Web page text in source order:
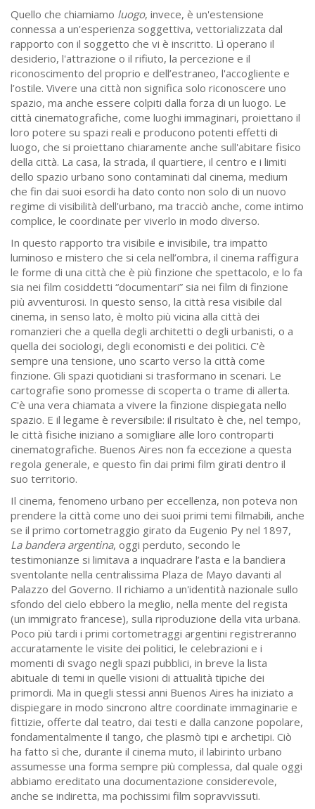
Quello che chiamiamo luogo, invece, è un'estensione
connessa a un'esperienza soggettiva, vettorializzata dal
rapporto con il soggetto che vi è inscritto. Lì operano il
desiderio, l'attrazione o il rifiuto, la percezione e il
riconoscimento del proprio e dell’estraneo, l'accogliente e
l’ostile. Vivere una città non significa solo riconoscere uno
spazio, ma anche essere colpiti dalla forza di un luogo. Le
città cinematografiche, come luoghi immaginari, proiettano il
loro potere su spazi reali e producono potenti effetti di
luogo, che si proiettano chiaramente anche sull'abitare fisico
della città. La casa, la strada, il quartiere, il centro e i limiti
dello spazio urbano sono contaminati dal cinema, medium
che fin dai suoi esordi ha dato conto non solo di un nuovo
regime di visibilità dell'urbano, ma tracciò anche, come intimo
complice, le coordinate per viverlo in modo diverso.
In questo rapporto tra visibile e invisibile, tra impatto
luminoso e mistero che si cela nell’ombra, il cinema raffigura
le forme di una città che è più finzione che spettacolo, e lo fa
sia nei film cosiddetti “documentari” sia nei film di finzione
più avventurosi. In questo senso, la città resa visibile dal
cinema, in senso lato, è molto più vicina alla città dei
romanzieri che a quella degli architetti o degli urbanisti, o a
quella dei sociologi, degli economisti e dei politici. C'è
sempre una tensione, uno scarto verso la città come
finzione. Gli spazi quotidiani si trasformano in scenari. Le
cartografie sono promesse di scoperta o trame di allerta.
C'è una vera chiamata a vivere la finzione dispiegata nello
spazio. E il legame è reversibile: il risultato è che, nel tempo,
le città fisiche iniziano a somigliare alle loro controparti
cinematografiche. Buenos Aires non fa eccezione a questa
regola generale, e questo fin dai primi film girati dentro il
suo territorio.
Il cinema, fenomeno urbano per eccellenza, non poteva non
prendere la città come uno dei suoi primi temi filmabili, anche
se il primo cortometraggio girato da Eugenio Py nel 1897,
La bandera argentina, oggi perduto, secondo le
testimonianze si limitava a inquadrare l’asta e la bandiera
sventolante nella centralissima Plaza de Mayo davanti al
Palazzo del Governo. Il richiamo a un'identità nazionale sullo
sfondo del cielo ebbero la meglio, nella mente del regista
(un immigrato francese), sulla riproduzione della vita urbana.
Poco più tardi i primi cortometraggi argentini registreranno
accuratamente le visite dei politici, le celebrazioni e i
momenti di svago negli spazi pubblici, in breve la lista
abituale di temi in quelle visioni di attualità tipiche dei
primordi. Ma in quegli stessi anni Buenos Aires ha iniziato a
dispiegare in modo sincrono altre coordinate immaginarie e
fittizie, offerte dal teatro, dai testi e dalla canzone popolare,
fondamentalmente il tango, che plasmò tipi e archetipi. Ciò
ha fatto sì che, durante il cinema muto, il labirinto urbano
assumesse una forma sempre più complessa, dal quale oggi
abbiamo ereditato una documentazione considerevole,
anche se indiretta, ma pochissimi film sopravvissuti.